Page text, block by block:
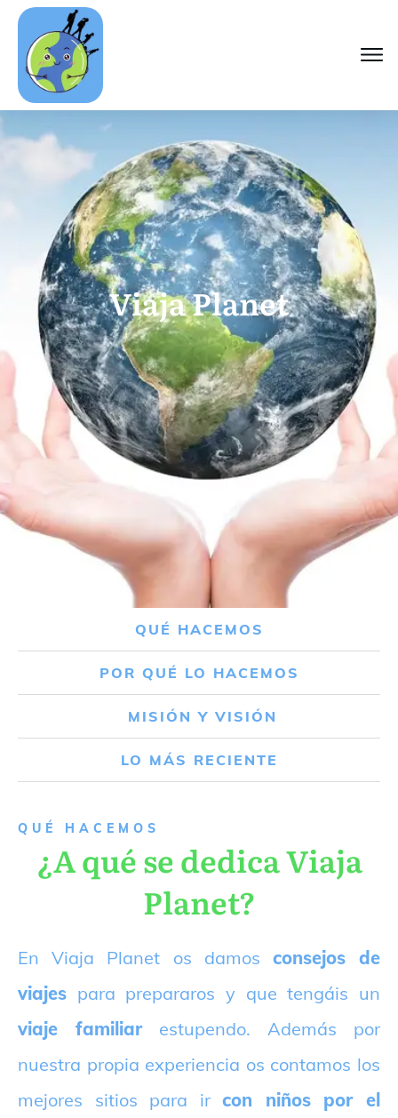
Viaja Planet
QUÉ HACEMOS
POR QUÉ LO HACEMOS
MISIÓN Y VISIÓN
LO MÁS RECIENTE
QUÉ HACEMOS
¿A qué se dedica Viaja
Planet?
En Viaja Planet os damos consejos de
viajes para prepararos y que tengáis un
viaje familiarestupendo. Además por
nuestra propia experiencia os contamos los
mejores sitios para ircon niños por el